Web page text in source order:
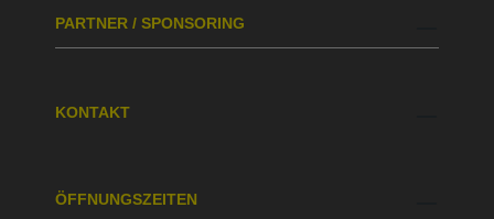
PARTNER / SPONSORING
KONTAKT
ÖFFNUNGSZEITEN